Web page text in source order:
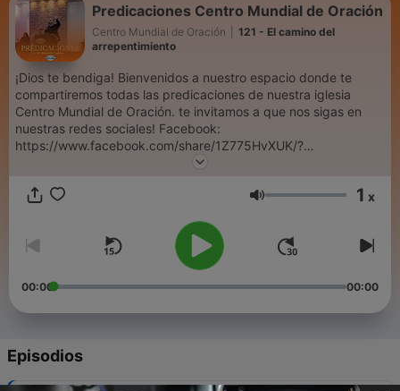
Predicaciones Centro Mundial de Oración
Centro Mundial de Oración
121 - El camino del
arrepentimiento
¡Dios te bendiga! Bienvenidos a nuestro espacio donde te
compartiremos todas las predicaciones de nuestra iglesia
Centro Mundial de Oración. te invitamos a que nos sigas en
nuestras redes sociales! Facebook:
https://www.facebook.com/share/1Z775HvXUK/?
igsh=MTRybzJhN3B2dzRvbQ== Youtube:
Volumen 1 x
00:00 00:00
Episodios